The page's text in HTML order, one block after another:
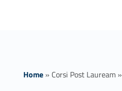
Home» Corsi Post Lauream»